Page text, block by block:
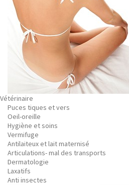
Vétérinaire
Puces tiques et vers
Oeil-oreille
Hygiène et soins
Vermifuge
Antilaiteux et lait maternisé
Articulations- mal des transports
Dermatologie
Laxatifs
Anti insectes